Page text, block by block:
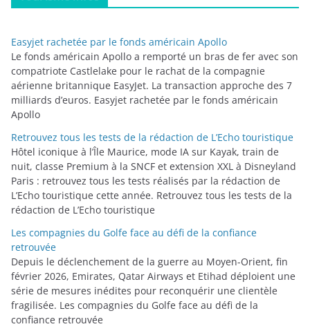
r
i
e
s
Easyjet rachetée par le fonds américain Apollo
Le fonds américain Apollo a remporté un bras de fer avec son
compatriote Castlelake pour le rachat de la compagnie
aérienne britannique EasyJet. La transaction approche des 7
milliards d’euros. Easyjet rachetée par le fonds américain
Apollo
Retrouvez tous les tests de la rédaction de L’Echo touristique
Hôtel iconique à l’Île Maurice, mode IA sur Kayak, train de
nuit, classe Premium à la SNCF et extension XXL à Disneyland
Paris : retrouvez tous les tests réalisés par la rédaction de
L’Echo touristique cette année. Retrouvez tous les tests de la
rédaction de L’Echo touristique
Les compagnies du Golfe face au défi de la confiance
retrouvée
Depuis le déclenchement de la guerre au Moyen-Orient, fin
février 2026, Emirates, Qatar Airways et Etihad déploient une
série de mesures inédites pour reconquérir une clientèle
fragilisée. Les compagnies du Golfe face au défi de la
confiance retrouvée